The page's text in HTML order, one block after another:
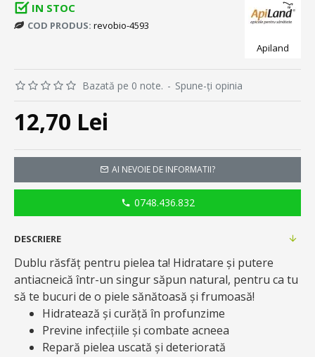
IN STOC
COD PRODUS: revobio-4593
Apiland
Bazată pe 0 note. - Spune-ţi opinia
12,70 Lei
AI NEVOIE DE INFORMATII?
0748.436.832
DESCRIERE
Dublu răsfăț pentru pielea ta! Hidratare și putere
antiacneică într-un singur săpun natural, pentru ca tu
să te bucuri de o piele sănătoasă și frumoasă!
Hidratează și curăță în profunzime
Previne infecțiile și combate acneea
Repară pielea uscată și deteriorată